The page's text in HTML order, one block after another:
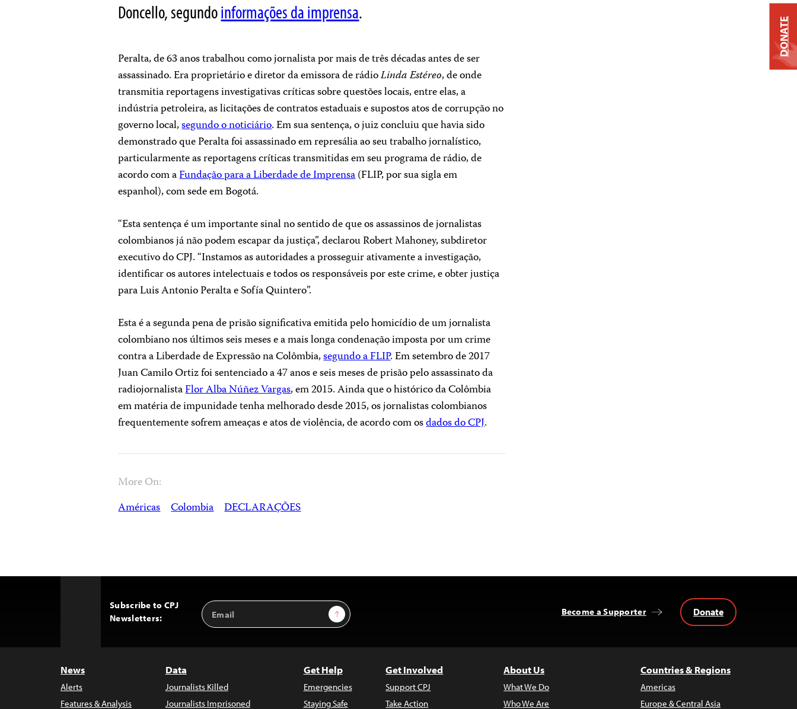
Doncello, segundoinformações da imprensa.
Peralta, de 63 anos trabalhou como jornalista por mais de três décadas antes de ser
assassinado. Era proprietário e diretor da emissora de rádioLinda Estéreo, de onde
transmitia reportagens investigativas críticas sobre questões locais, entre elas, a
indústria petroleira, as licitações de contratos estaduais e supostos atos de corrupção no
governo local,segundo o noticiário. Em sua sentença, o juiz concluiu que havia sido
demonstrado que Peralta foi assassinado em represália ao seu trabalho jornalístico,
particularmente as reportagens críticas transmitidas em seu programa de rádio, de
acordo com aFundação para a Liberdade de Imprensa(FLIP, por sua sigla em
espanhol), com sede em Bogotá.
“Esta sentença é um importante sinal no sentido de que os assassinos de jornalistas
colombianos já não podem escapar da justiça”, declarou Robert Mahoney, subdiretor
executivo do CPJ. “Instamos as autoridades a prosseguir ativamente a investigação,
identificar os autores intelectuais e todos os responsáveis por este crime, e obter justiça
para Luis Antonio Peralta e Sofía Quintero”.
Esta é a segunda pena de prisão significativa emitida pelo homicídio de um jornalista
colombiano nos últimos seis meses e a mais longa condenação imposta por um crime
contra a Liberdade de Expressão na Colômbia,segundo a FLIP. Em setembro de 2017
Juan Camilo Ortiz foi sentenciado a 47 anos e seis meses de prisão pelo assassinato da
radiojornalistaFlor Alba Núñez Vargas, em 2015. Ainda que o histórico da Colômbia
em matéria de impunidade tenha melhorado desde 2015, os jornalistas colombianos
frequentemente sofrem ameaças e atos de violência, de acordo com osdados do CPJ.
More On:
Américas Colombia DECLARAÇÕES
Subscribe to CPJ
Newsletters:
Email
Address
Sign Up Become a Supporter Donate
News
Alerts
Features & Analysis
Data
Journalists Killed
Journalists Imprisoned
Get Help
Emergencies
Staying Safe
Get Involved
Support CPJ
Take Action
About Us
What We Do
Who We Are
Countries & Regions
Americas
Europe & Central Asia
DONATE